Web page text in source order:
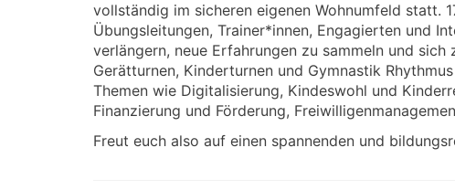
vollständig im sicheren eigenen Wohnumfeld statt.
Übungsleitungen, Trainer*innen, Engagierten und
verlängern, neue Erfahrungen zu sammeln und
Gerätturnen, Kinderturnen und Gymnastik
Themen wie Digitalisierung, Kindeswohl und
Finanzierung und Förderung,
Freut euch also auf einen spannenden und